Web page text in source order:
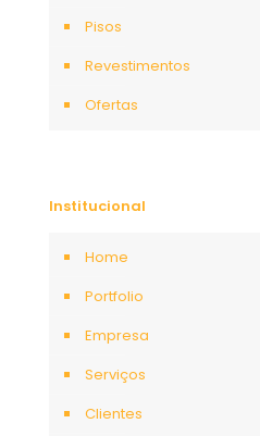
Pisos
Revestimentos
Ofertas
Institucional
Home
Portfolio
Empresa
Serviços
Clientes